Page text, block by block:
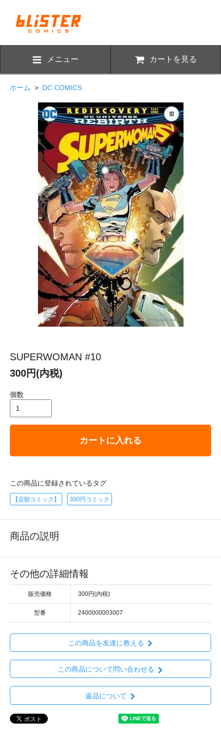
メニュー カートを見る
ホーム > DC COMICS
SUPERWOMAN #10
300円(内税)
個数
カートに入れる
この商品に登録されているタグ
【定額コミック】 300円コミック
商品の説明
その他の詳細情報
販売価格 300円(内税)
型番 2400000003007
この商品を友達に教える
この商品について問い合わせる
返品について